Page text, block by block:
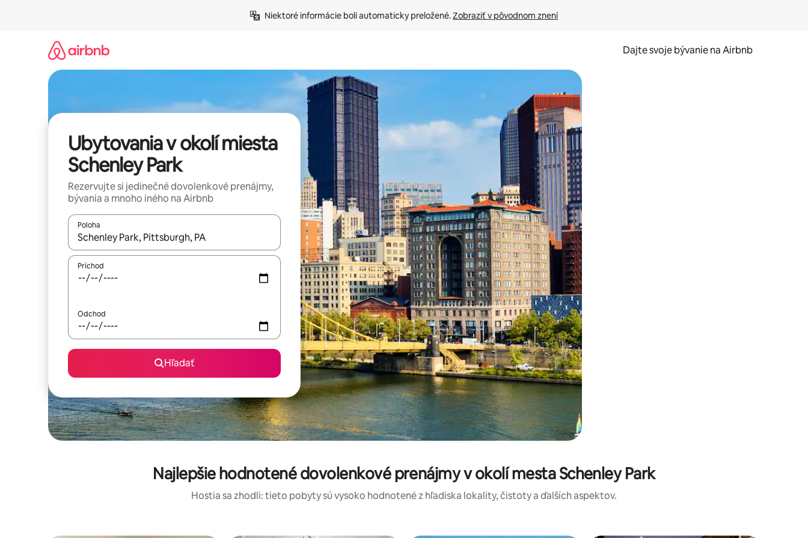
Niektoré informácie boli automaticky preložené. Zobraziť v pôvodnom znení
Dajte svoje bývanie na Airbnb
Ubytovania v okolí miesta
Schenley Park
Rezervujte si jedinečné dovolenkové prenájmy,
bývania a mnoho iného na Airbnb
Poloha
Keď budú výsledky k dispozícii, môžete si ich prechádzať pomocou klávesov so šípkami nahor a nadol alebo ich preskúmať pomocou dotykových gest či potiahnutia prstom.
Príchod
Odchod
Hľadať
Najlepšie hodnotené dovolenkové prenájmy v okolí mesta Schenley Park
Hostia sa zhodli: tieto pobyty sú vysoko hodnotené z hľadiska lokality, čistoty a ďalších aspektov.